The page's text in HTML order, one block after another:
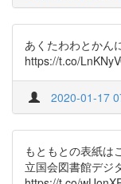
あくたわわとかん
https://t.co/
2020-01-17
もともとの表紙は
立国会図書館デジ